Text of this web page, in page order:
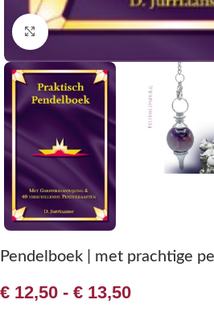
Klik om te vergroten
Pendelboek | met prachtige
€ 12,50 - € 13,50